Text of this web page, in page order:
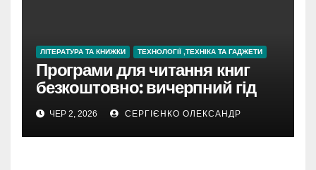
ЛІТЕРАТУРА ТА КНИЖКИ ТЕХНОЛОГІЇ ,ТЕХНІКА ТА ГАДЖЕТИ
Програми для читання книг
безкоштовно: вичерпний гід
для початківців і просунутих
читачів
ЧЕР 2, 2026 СЕРГІЄНКО ОЛЕКСАНДР